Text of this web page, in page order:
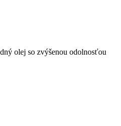
olej so zvýšenou odolnosťou